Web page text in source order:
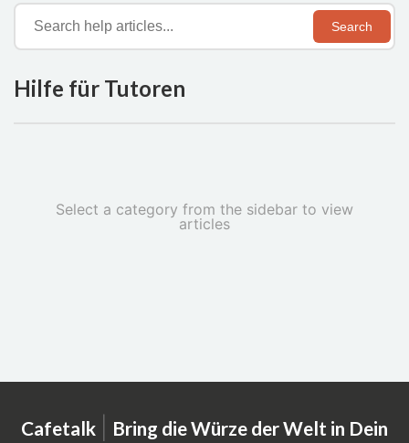
Search
Hilfe für Tutoren
Select a category from the sidebar to view
articles
Cafetalk | Bring die Würze der Welt in Dein